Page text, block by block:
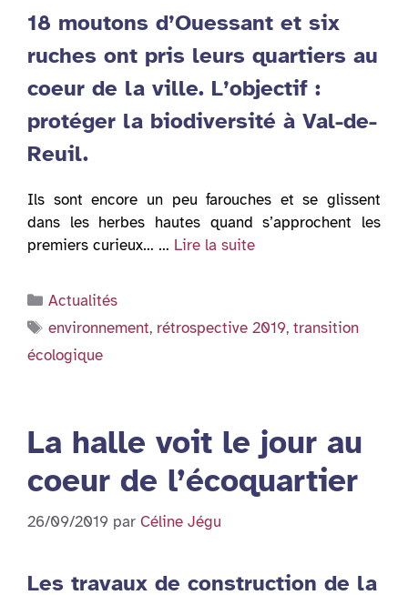
18 moutons d’Ouessant et six
ruches ont pris leurs quartiers au
coeur de la ville. L’objectif :
protéger la biodiversité à Val-de-
Reuil.
Ils sont encore un peu farouches et se glissent
dans les herbes hautes quand s’approchent les
premiers curieux… … Lire la suite
Catégories
Actualités
Étiquettes
environnement, rétrospective 2019,transition
écologique
La halle voit le jour au
coeur de l’écoquartier
26/09/2019 par Céline Jégu
Les travaux de construction de la